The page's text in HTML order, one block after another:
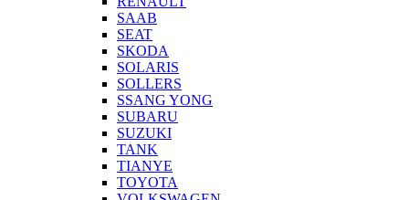
SAAB
SEAT
SKODA
SOLARIS
SOLLERS
SSANG YONG
SUBARU
SUZUKI
TANK
TIANYE
TOYOTA